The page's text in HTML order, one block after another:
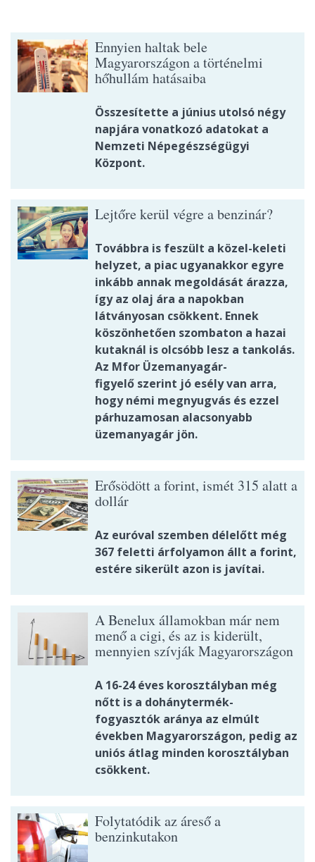
Ennyien haltak bele
Magyarországon a történelmi
hőhullám hatásaiba
Összesítette a június utolsó négy
napjára vonatkozó adatokat a
Nemzeti Népegészségügyi
Központ.
Lejtőre kerül végre a benzinár?
Továbbra is feszült a közel-keleti
helyzet, a piac ugyanakkor egyre
inkább annak megoldását árazza,
így az olaj ára a napokban
látványosan csökkent. Ennek
köszönhetően szombaton a hazai
kutaknál is olcsóbb lesz a tankolás.
Az Mfor Üzemanyagár-
figyelő szerint jó esély van arra,
hogy némi megnyugvás és ezzel
párhuzamosan alacsonyabb
üzemanyagár jön.
Erősödött a forint, ismét 315 alatt a
dollár
Az euróval szemben délelőtt még
367 feletti árfolyamon állt a forint,
estére sikerült azon is javítai.
A Benelux államokban már nem
menő a cigi, és az is kiderült,
mennyien szívják Magyarországon
A 16-24 éves korosztályban még
nőtt is a dohánytermék-
fogyasztók aránya az elmúlt
években Magyarországon, pedig az
uniós átlag minden korosztályban
csökkent.
Folytatódik az áreső a
benzinkutakon